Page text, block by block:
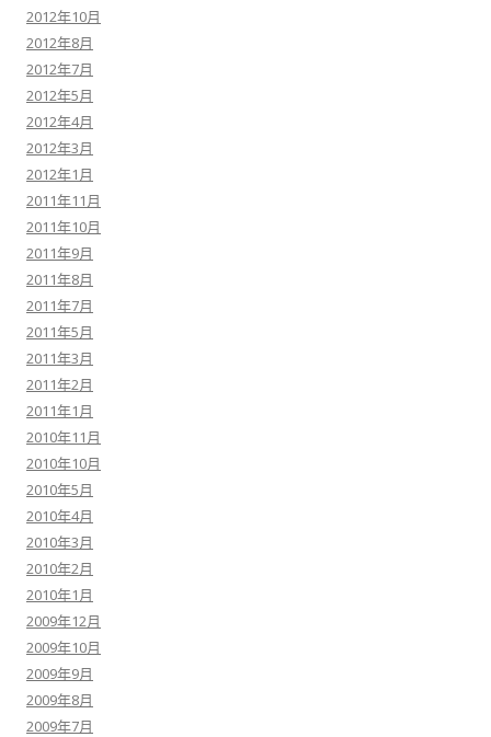
2012年10月
2012年8月
2012年7月
2012年5月
2012年4月
2012年3月
2012年1月
2011年11月
2011年10月
2011年9月
2011年8月
2011年7月
2011年5月
2011年3月
2011年2月
2011年1月
2010年11月
2010年10月
2010年5月
2010年4月
2010年3月
2010年2月
2010年1月
2009年12月
2009年10月
2009年9月
2009年8月
2009年7月